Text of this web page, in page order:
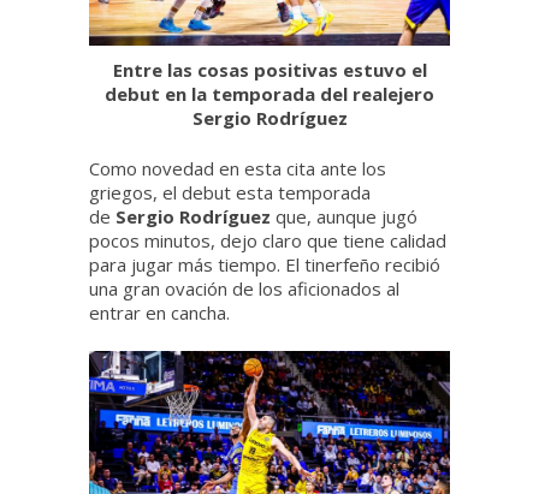
Entre las cosas positivas estuvo el
debut en la temporada del realejero
Sergio Rodríguez
Como novedad en esta cita ante los
griegos, el debut esta temporada
de Sergio Rodríguez que, aunque jugó
pocos minutos, dejo claro que tiene calidad
para jugar más tiempo. El tinerfeño recibió
una gran ovación de los aficionados al
entrar en cancha.